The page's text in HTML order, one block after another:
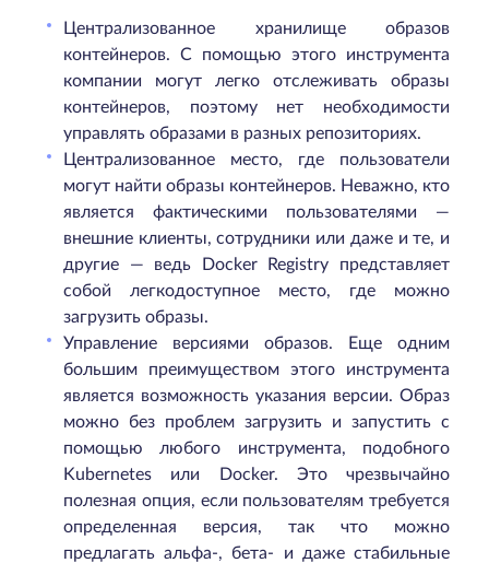
Централизованное хранилище образов
контейнеров. С помощью этого инструмента
компании могут легко отслеживать образы
контейнеров, поэтому нет необходимости
управлять образами в разных репозиториях.
Централизованное место, где пользователи
могут найти образы контейнеров. Неважно, кто
является фактическими пользователями —
внешние клиенты, сотрудники или даже и те, и
другие — ведь Docker Registry представляет
собой легкодоступное место, где можно
загрузить образы.
Управление версиями образов. Еще одним
большим преимуществом этого инструмента
является возможность указания версии. Образ
можно без проблем загрузить и запустить с
помощью любого инструмента, подобного
Kubernetes или Docker. Это чрезвычайно
полезная опция, если пользователям требуется
определенная версия, так что можно
предлагать альфа-, бета- и даже стабильные